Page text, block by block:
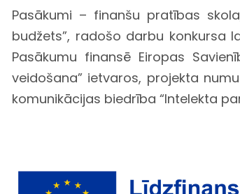
Pasākumi – finanšu pratības
budžets”, radošo darbu konkursa
Pasākumu finansē Eiropas
veidošana” ietvaros, projekta
komunikācijas biedrība “Intelekta